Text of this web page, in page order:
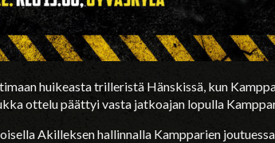
huikeasta trilleristä Hänskissä, kun
ottelu päättyi vasta jatkoajan lopulla
Akilleksen hallinnalla Kampparien